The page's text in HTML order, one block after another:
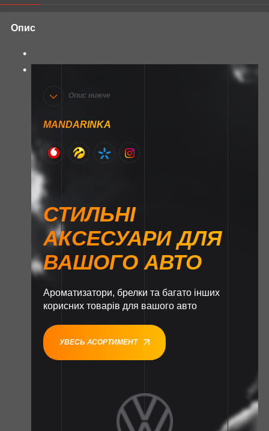
Опис
Опис нижче
MANDARINKA
СТИЛЬНІ
АКСЕСУАРИ ДЛЯ
ВАШОГО АВТО
Ароматизатори, брелки та багато інших
корисних товарів для вашого авто
УВЕСЬ АСОРТИМЕНТ